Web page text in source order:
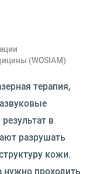
(WOSIAM)
терапия,
в
разрушать
кожи.
нужно проходить